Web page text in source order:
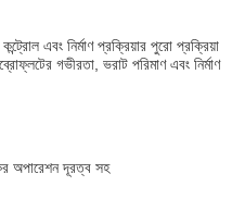
এবং নির্মাণ প্রক্রিয়ার পুরো প্রক্রিয়া
গভীরতা, ভরাট পরিমাণ এবং নির্মাণ
অপারেশন দূরত্ব সহ